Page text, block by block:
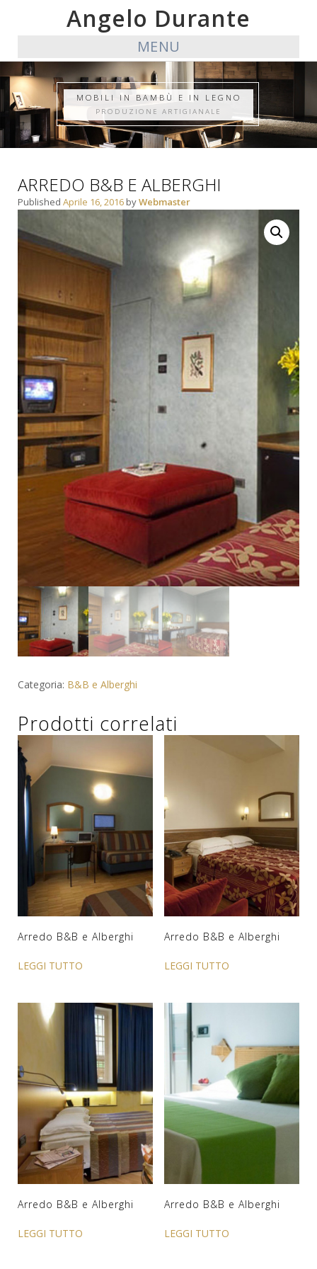
Angelo Durante
MENU
MOBILI IN BAMBÙ E IN LEGNO
PRODUZIONE ARTIGIANALE
ARREDO B&B E ALBERGHI
Published Aprile 16, 2016 byWebmaster
Categoria: B&B e Alberghi
Prodotti correlati
Arredo B&B e Alberghi
LEGGI TUTTO
Arredo B&B e Alberghi
LEGGI TUTTO
Arredo B&B e Alberghi
LEGGI TUTTO
Arredo B&B e Alberghi
LEGGI TUTTO